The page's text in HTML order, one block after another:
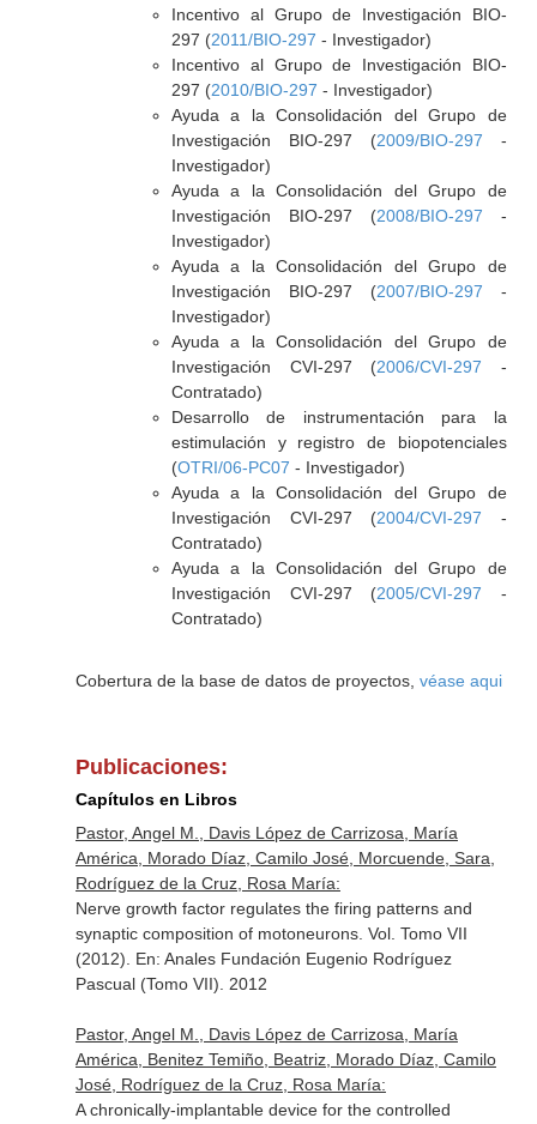
Incentivo al Grupo de Investigación BIO-
297 (2011/BIO-297 - Investigador)
Incentivo al Grupo de Investigación BIO-
297 (2010/BIO-297 - Investigador)
Ayuda a la Consolidación del Grupo de
Investigación BIO-297 (2009/BIO-297 -
Investigador)
Ayuda a la Consolidación del Grupo de
Investigación BIO-297 (2008/BIO-297 -
Investigador)
Ayuda a la Consolidación del Grupo de
Investigación BIO-297 (2007/BIO-297 -
Investigador)
Ayuda a la Consolidación del Grupo de
Investigación CVI-297 (2006/CVI-297 -
Contratado)
Desarrollo de instrumentación para la
estimulación y registro de biopotenciales
(OTRI/06-PC07 - Investigador)
Ayuda a la Consolidación del Grupo de
Investigación CVI-297 (2004/CVI-297 -
Contratado)
Ayuda a la Consolidación del Grupo de
Investigación CVI-297 (2005/CVI-297 -
Contratado)
Cobertura de la base de datos de proyectos, véase aqui
Publicaciones:
Capítulos en Libros
Pastor, Angel M., Davis López de Carrizosa, María
América, Morado Díaz, Camilo José, Morcuende, Sara,
Rodríguez de la Cruz, Rosa María:
Nerve growth factor regulates the firing patterns and
synaptic composition of motoneurons. Vol. Tomo VII
(2012). En: Anales Fundación Eugenio Rodríguez
Pascual (Tomo VII) . 2012
Pastor, Angel M., Davis López de Carrizosa, María
América, Benitez Temiño, Beatriz, Morado Díaz, Camilo
José, Rodríguez de la Cruz, Rosa María:
A chronically-implantable device for the controlled